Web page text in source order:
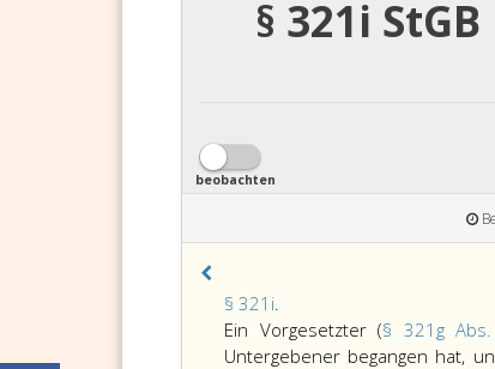
§ 321i
beobachten
§ 321i.
321
i,
Ein Vorgesetzter (§ 321g
Untergebener begangen hat,